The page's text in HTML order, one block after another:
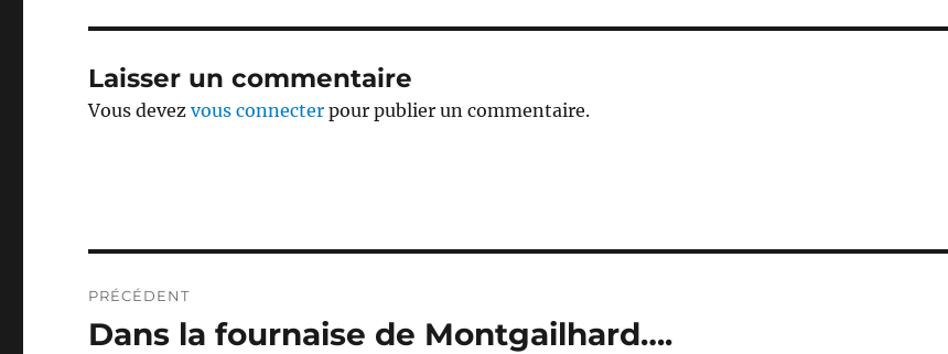
Laisser un commentaire
Vous devezvous connecter pour publier un commentaire.
de
PRÉCÉDENT
Publication
Dans la fournaise de Montgailhard….